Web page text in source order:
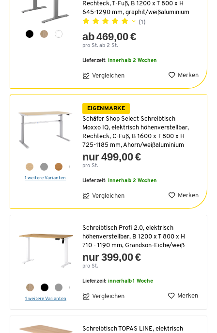
Rechteck, T-Fuß, B 1200 x T 800 x H
645-1290 mm, graphit/weißaluminium
(1)
ab 469,00 €
pro St. ab 2 St.
Lieferzeit: innerhalb 2 Wochen
Vergleichen Merken
1 weitere Varianten
EIGENMARKE
Schäfer Shop Select Schreibtisch
Moxxo IQ, elektrisch höhenverstellbar,
Rechteck, C-Fuß, B 1600 x T 800 x H
725-1185 mm, Ahorn/weißaluminium
nur 499,00 €
pro St.
Lieferzeit: innerhalb 2 Wochen
Vergleichen Merken
1 weitere Varianten
Schreibtisch Profi 2.0, elektrisch
höhenverstellbar, B 1200 x T 800 x H
710 - 1190 mm, Grandson-Eiche/weiß
nur 399,00 €
pro St.
Lieferzeit:innerhalb 1 Woche
Vergleichen Merken
Schreibtisch TOPAS LINE, elektrisch